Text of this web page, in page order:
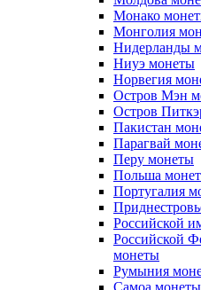
Монако
Монголия
Нидерланды
Ниуэ монеты
Норвегия
Остров Мэн
Остров
Пакистан
Парагвай
Перу монеты
Польша
Португалия
Российской
Российской
монеты
Румыния
Самоа монеты